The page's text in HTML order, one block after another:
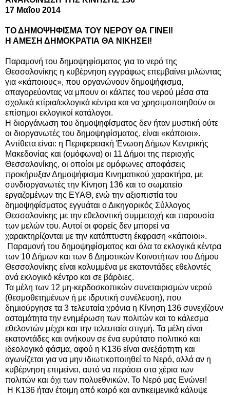
17 Μαΐου 2014
ΤΟ ΔΗΜΟΨΗΦΙΣΜΑ ΤΟΥ ΝΕΡΟΥ ΘΑ ΓΙΝΕΙ!
Η ΑΜΕΣΗ ΔΗΜΟΚΡΑΤΙΑ ΘΑ ΝΙΚΗΣΕΙ!
Παραμονή του δημοψηφίσματος για το νερό της
Θεσσαλονίκης η κυβέρνηση εγγράφως επεμβαίνει μιλώντας
για «κάποιους», που οργανώνουν δημοψήφισμα,
απαγορεύοντας να μπουν οι κάλπες του νερού μέσα στα
σχολικά κτίρια/εκλογικά κέντρα και να χρησιμοποιηθούν οι
επίσημοι εκλογικοί κατάλογοι.
Η διοργάνωση του δημοψηφίσματος δεν ήταν μυστική ούτε
οι διοργανωτές του δημοψηφίσματος, είναι «κάποιοι».
Αντίθετα είναι: η Περιφερειακή Ένωση Δήμων Κεντρικής
Μακεδονίας και (ομόφωνα) οι 11 Δήμοι της περιοχής
Θεσσαλονίκης, οι οποίοι με ομόφωνες αποφάσεις
προκήρυξαν Δημοψήφισμα Κινηματικού χαρακτήρα, με
συνδιοργανωτές την Κίνηση 136 και το σωματείο
εργαζομένων της ΕΥΑΘ, ενώ την αξιοπιστία του
δημοψηφίσματος εγγυάται ο Δικηγορικός Σύλλογος
Θεσσαλονίκης με την εθελοντική συμμετοχή και παρουσία
των μελών του. Αυτοί οι φορείς δεν μπορεί να
χαρακτηρίζονται με την κατάπτυστη έκφραση «κάποιοι».
Παραμονή του δημοψηφίσματος και όλα τα εκλογικά κέντρα
των 10 Δήμων και των 6 Δημοτικών Κοινοτήτων του Δήμου
Θεσσαλονίκης είναι καλυμμένα με εκατοντάδες εθελοντές
ανά εκλογικό κέντρο και σε βάρδιες.
Τα μέλη των 12 μη-κερδοσκοπικών συνεταιρισμών νερού
(θεσμοθετημένων ή με ιδρυτική συνέλευση), που
δημιούργησε τα 3 τελευταία χρόνια η Κίνηση 136 συνεχίζουν
ασταμάτητα την ενημέρωση των πολιτών και το κάλεσμα
εθελοντών μέχρι και την τελευταία στιγμή. Τα μέλη είναι
εκατοντάδες και ανήκουν σε ένα ευρύτατο πολιτικό και
ιδεολογικό φάσμα, αφού η Κ136 είναι ανεξάρτητη και
αγωνίζεται για να μην ιδιωτικοποιηθεί το Νερό, αλλά αν η
κυβέρνηση επιμείνει, αυτό να περάσει στα χέρια των
πολιτών και όχι των πολυεθνικών. Το Νερό μας Ενώνει!
Η Κ136 ήταν έτοιμη από καιρό και αντικειμενικά κάλυψε